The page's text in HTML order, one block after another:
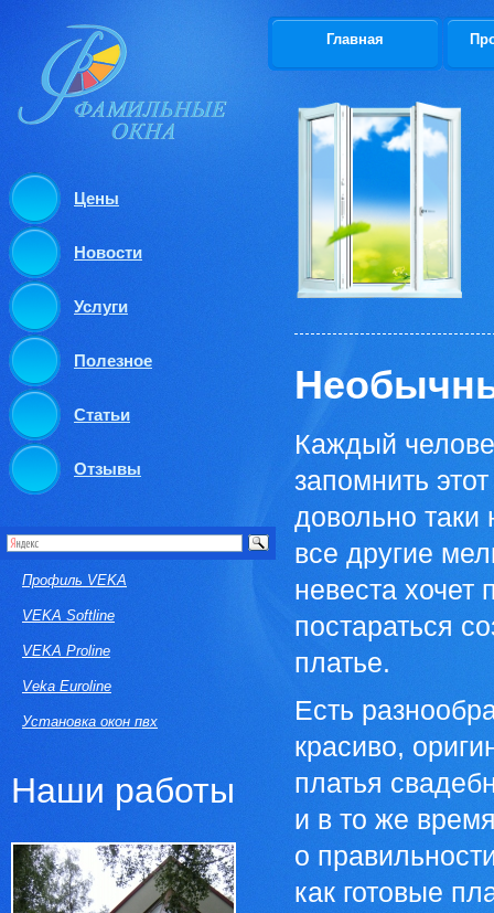
Главная
Цены
Новости
Услуги
Полезное
Статьи
Отзывы
Каждый
запомнить
довольно
все другие
невеста хочет
постараться
платье.
Есть
красиво,
платья
и в то же
о
как готовые
Профиль VEKA
VEKA Softline
VEKA Proline
Veka Euroline
Установка окон пвх
Наши работы